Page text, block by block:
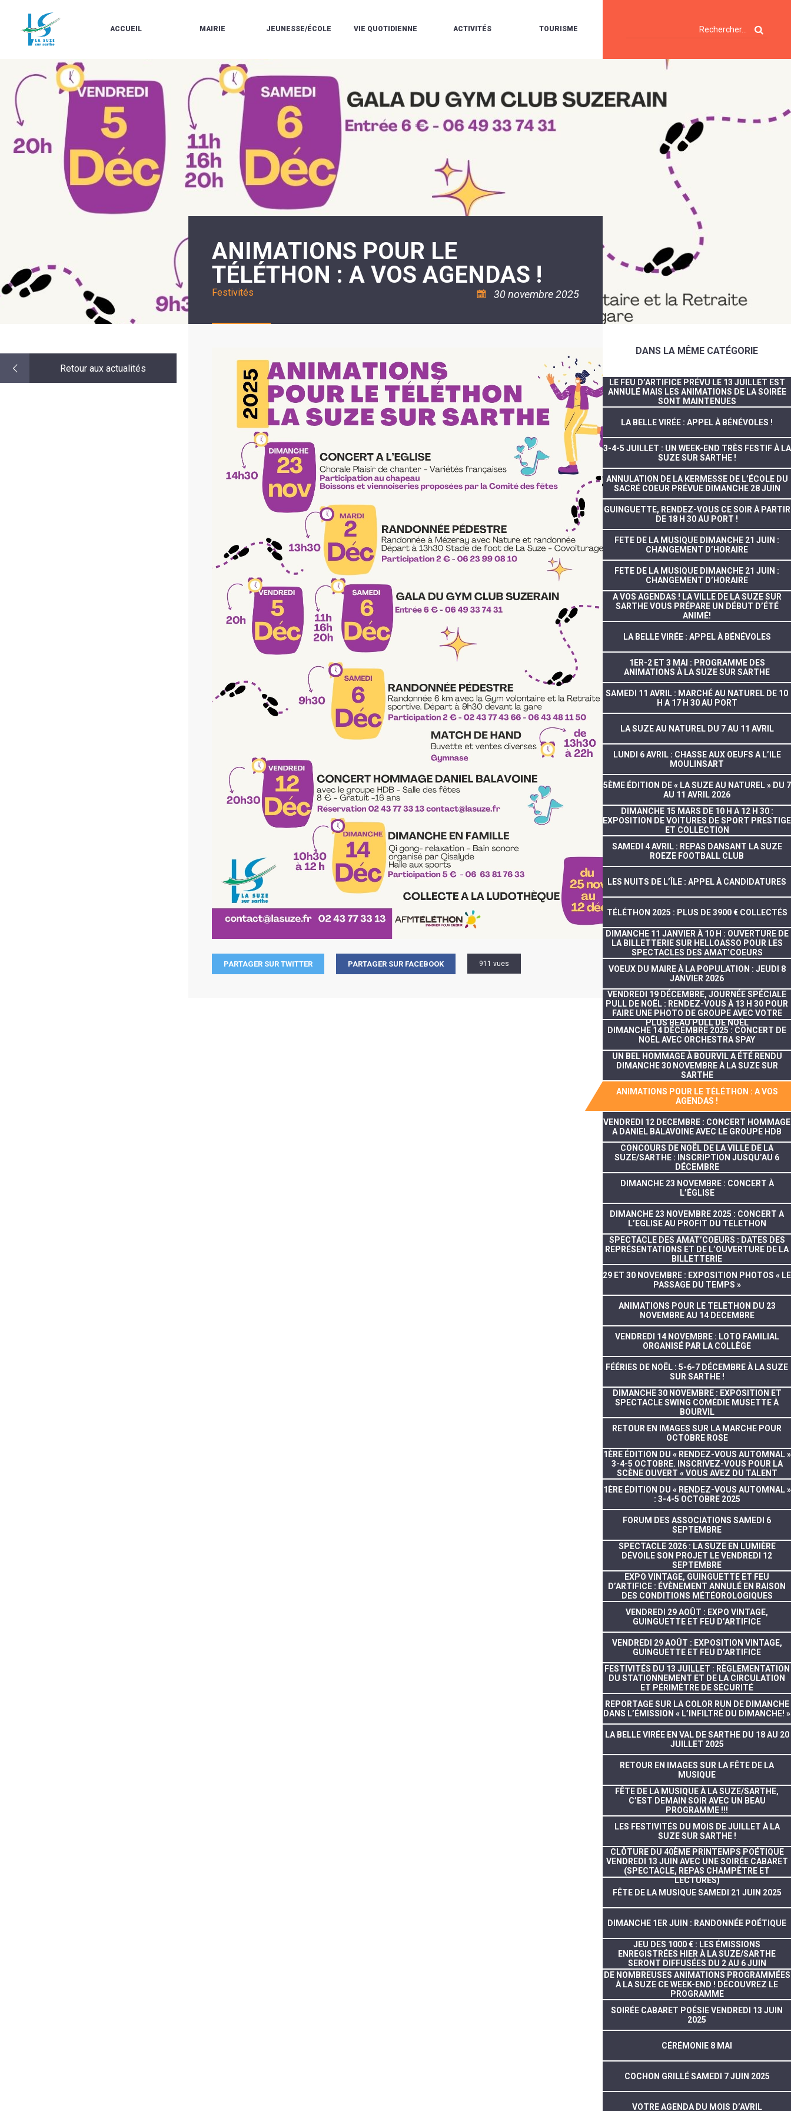
ACCUEIL
À
PROPOS
SUZE
BULLETINS
LIGNE
AGENDA
LA
DU
MAIRIE
CONTACTS
HORAIRES
URBANISME/PLU
LIGNE
CARTES
D'IDENTITÉ-
PASSEPORTS
CMJ
MUNICIPAL
DÉCISIONS
DU
MAIRE
LE
MOT
DE
LA
MINORITÉ
JEUNESSE/ÉCOLE
LE
PÉRISCOLAIRE
MERCREDIS
RÉCRÉATIFS
RESTAURANT
SCOLAIRE
LES
ÉCOLES
/
18
ANS
:
ASSOCIATION
LA
VIE QUOTIDIENNE
QUELQUES
RÈGLES
VIE
LE
POLICE
MUNICIPALE
RISQUES
ACTIVITÉS
COMMUNAUTAIRE
DE
L'ÉCOLE
COMMUNAUTAIRE
PISCINE
COMMUNAUTAIRE
ASSOCIATIONS
TOURISME
VISITES
DÉCOUVERTES
LES
RANDONNÉES
HALTE
Retour aux actualités
ANIMATIONS POUR LE
TÉLÉTHON : A VOS AGENDAS !
Festivités 30 novembre 2025
PARTAGER SUR TWITTER PARTAGER SUR FACEBOOK 911 vues
DANS LA MÊME CATÉGORIE
LE FEU D’ARTIFICE PRÉVU LE 13 JUILLET EST
ANNULÉ MAIS LES ANIMATIONS DE LA SOIRÉE
SONT MAINTENUES
LA BELLE VIRÉE : APPEL À BÉNÉVOLES !
3-4-5 JUILLET : UN WEEK-END TRÈS FESTIF À LA
SUZE SUR SARTHE !
ANNULATION DE LA KERMESSE DE L’ÉCOLE DU
SACRÉ COEUR PRÉVUE DIMANCHE 28 JUIN
GUINGUETTE, RENDEZ-VOUS CE SOIR À PARTIR
DE 18 H 30 AU PORT !
FETE DE LA MUSIQUE DIMANCHE 21 JUIN :
CHANGEMENT D’HORAIRE
FETE DE LA MUSIQUE DIMANCHE 21 JUIN :
CHANGEMENT D’HORAIRE
A VOS AGENDAS ! LA VILLE DE LA SUZE SUR
SARTHE VOUS PRÉPARE UN DÉBUT D’ÉTÉ
ANIMÉ!
LA BELLE VIRÉE : APPEL À BÉNÉVOLES
1ER-2 ET 3 MAI : PROGRAMME DES
ANIMATIONS À LA SUZE SUR SARTHE
SAMEDI 11 AVRIL : MARCHÉ AU NATUREL DE 10
H A 17 H 30 AU PORT
LA SUZE AU NATUREL DU 7 AU 11 AVRIL
LUNDI 6 AVRIL : CHASSE AUX OEUFS A L’ILE
MOULINSART
5ÈME ÉDITION DE « LA SUZE AU NATUREL » DU 7
AU 11 AVRIL 2026
DIMANCHE 15 MARS DE 10 H A 12 H 30 :
EXPOSITION DE VOITURES DE SPORT PRESTIGE
ET COLLECTION
SAMEDI 4 AVRIL : REPAS DANSANT LA SUZE
ROEZE FOOTBALL CLUB
LES NUITS DE L’ÎLE : APPEL À CANDIDATURES
TÉLÉTHON 2025 : PLUS DE 3900 € COLLECTÉS
DIMANCHE 11 JANVIER À 10 H : OUVERTURE DE
LA BILLETTERIE SUR HELLOASSO POUR LES
SPECTACLES DES AMAT’COEURS
VOEUX DU MAIRE À LA POPULATION : JEUDI 8
JANVIER 2026
VENDREDI 19 DÉCEMBRE, JOURNÉE SPÉCIALE
PULL DE NOËL : RENDEZ-VOUS À 13 H 30 POUR
FAIRE UNE PHOTO DE GROUPE AVEC VOTRE
PLUS BEAU PULL DE NOËL
DIMANCHE 14 DÉCEMBRE 2025 : CONCERT DE
NOËL AVEC ORCHESTRA SPAY
UN BEL HOMMAGE À BOURVIL A ÉTÉ RENDU
DIMANCHE 30 NOVEMBRE À LA SUZE SUR
SARTHE
ANIMATIONS POUR LE TÉLÉTHON : A VOS
AGENDAS !
VENDREDI 12 DECEMBRE : CONCERT HOMMAGE
A DANIEL BALAVOINE AVEC LE GROUPE HDB
CONCOURS DE NOËL DE LA VILLE DE LA
SUZE/SARTHE : INSCRIPTION JUSQU’AU 6
DÉCEMBRE
DIMANCHE 23 NOVEMBRE : CONCERT À
L’ÉGLISE
DIMANCHE 23 NOVEMBRE 2025 : CONCERT A
L’EGLISE AU PROFIT DU TELETHON
SPECTACLE DES AMAT’COEURS : DATES DES
REPRÉSENTATIONS ET DE L’OUVERTURE DE LA
BILLETTERIE
29 ET 30 NOVEMBRE : EXPOSITION PHOTOS « LE
PASSAGE DU TEMPS »
ANIMATIONS POUR LE TELETHON DU 23
NOVEMBRE AU 14 DECEMBRE
VENDREDI 14 NOVEMBRE : LOTO FAMILIAL
ORGANISÉ PAR LA COLLÈGE
FÉÉRIES DE NOËL : 5-6-7 DÉCEMBRE À LA SUZE
SUR SARTHE !
DIMANCHE 30 NOVEMBRE : EXPOSITION ET
SPECTACLE SWING COMÉDIE MUSETTE À
BOURVIL
RETOUR EN IMAGES SUR LA MARCHE POUR
OCTOBRE ROSE
1ÈRE ÉDITION DU « RENDEZ-VOUS AUTOMNAL »
3-4-5 OCTOBRE. INSCRIVEZ-VOUS POUR LA
SCÈNE OUVERT « VOUS AVEZ DU TALENT
1ÈRE ÉDITION DU « RENDEZ-VOUS AUTOMNAL »
: 3-4-5 OCTOBRE 2025
FORUM DES ASSOCIATIONS SAMEDI 6
SEPTEMBRE
SPECTACLE 2026 : LA SUZE EN LUMIÈRE
DÉVOILE SON PROJET LE VENDREDI 12
SEPTEMBRE
EXPO VINTAGE, GUINGUETTE ET FEU
D’ARTIFICE : ÉVÈNEMENT ANNULÉ EN RAISON
DES CONDITIONS MÉTÉOROLOGIQUES
VENDREDI 29 AOÛT : EXPO VINTAGE,
GUINGUETTE ET FEU D’ARTIFICE
VENDREDI 29 AOÛT : EXPOSITION VINTAGE,
GUINGUETTE ET FEU D’ARTIFICE
FESTIVITÉS DU 13 JUILLET : RÈGLEMENTATION
DU STATIONNEMENT ET DE LA CIRCULATION
ET PÉRIMÈTRE DE SÉCURITÉ
REPORTAGE SUR LA COLOR RUN DE DIMANCHE
DANS L’ÉMISSION « L’INFILTRÉ DU DIMANCHE! »
LA BELLE VIRÉE EN VAL DE SARTHE DU 18 AU 20
JUILLET 2025
RETOUR EN IMAGES SUR LA FÊTE DE LA
MUSIQUE
FÊTE DE LA MUSIQUE À LA SUZE/SARTHE,
C’EST DEMAIN SOIR AVEC UN BEAU
PROGRAMME !!!
LES FESTIVITÉS DU MOIS DE JUILLET À LA
SUZE SUR SARTHE !
CLÔTURE DU 40ÈME PRINTEMPS POÉTIQUE
VENDREDI 13 JUIN AVEC UNE SOIRÉE CABARET
(SPECTACLE, REPAS CHAMPÊTRE ET
LECTURES)
FÊTE DE LA MUSIQUE SAMEDI 21 JUIN 2025
DIMANCHE 1ER JUIN : RANDONNÉE POÉTIQUE
JEU DES 1000 € : LES ÉMISSIONS
ENREGISTRÉES HIER À LA SUZE/SARTHE
SERONT DIFFUSÉES DU 2 AU 6 JUIN
DE NOMBREUSES ANIMATIONS PROGRAMMÉES
À LA SUZE CE WEEK-END ! DÉCOUVREZ LE
PROGRAMME
SOIRÉE CABARET POÉSIE VENDREDI 13 JUIN
2025
CÉRÉMONIE 8 MAI
COCHON GRILLÉ SAMEDI 7 JUIN 2025
VOTRE AGENDA DU MOIS D’AVRIL